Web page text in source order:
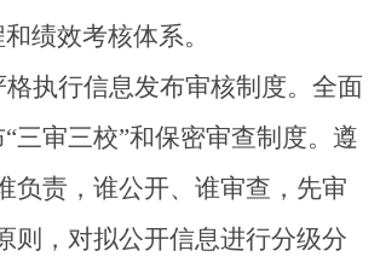
绩效考核体系。
格执行信息发布审核制度。全面
“三审三校”和保密审查制度。遵
负责，谁公开、谁审查，先审
则，对拟公开信息进行分级分